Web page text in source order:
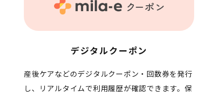
デジタルクーポン
産後ケアなどのデジタルクーポン・回数券を発行
し、リアルタイムで利用履歴が確認できます。保